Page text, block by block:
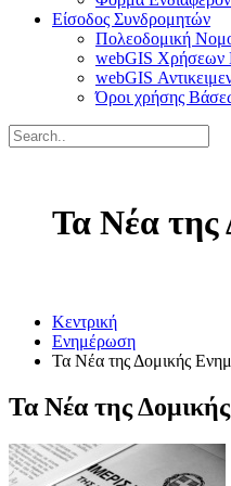
Είσοδος Συνδρομητών
Πολεοδομική
webGIS Χρήσεων
webGIS
Όροι χρήσης
Τα Νέα της
Κεντρική
Ενημέρωση
Τα Νέα της Δομικής
Τα Νέα της